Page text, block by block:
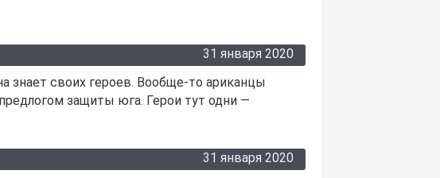
31 января 2020
знает своих героев. Вообще-то ариканцы
защиты юга. Герои тут одни —
31 января 2020